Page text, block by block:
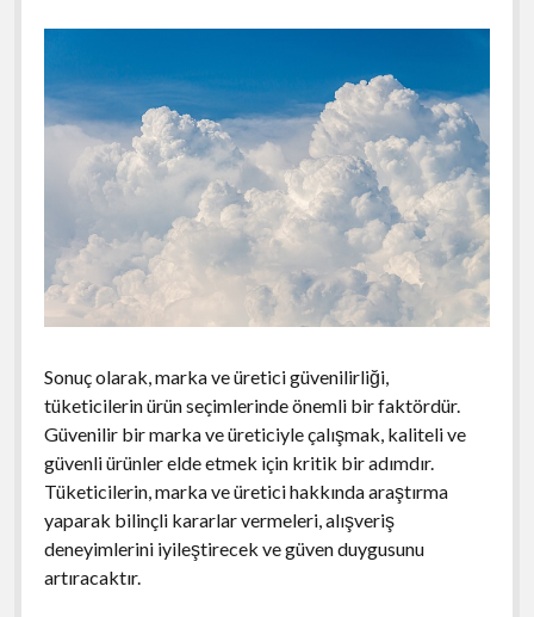
Sonuç olarak, marka ve üretici güvenilirliği,
tüketicilerin ürün seçimlerinde önemli bir faktördür.
Güvenilir bir marka ve üreticiyle çalışmak, kaliteli ve
güvenli ürünler elde etmek için kritik bir adımdır.
Tüketicilerin, marka ve üretici hakkında araştırma
yaparak bilinçli kararlar vermeleri, alışveriş
deneyimlerini iyileştirecek ve güven duygusunu
artıracaktır.